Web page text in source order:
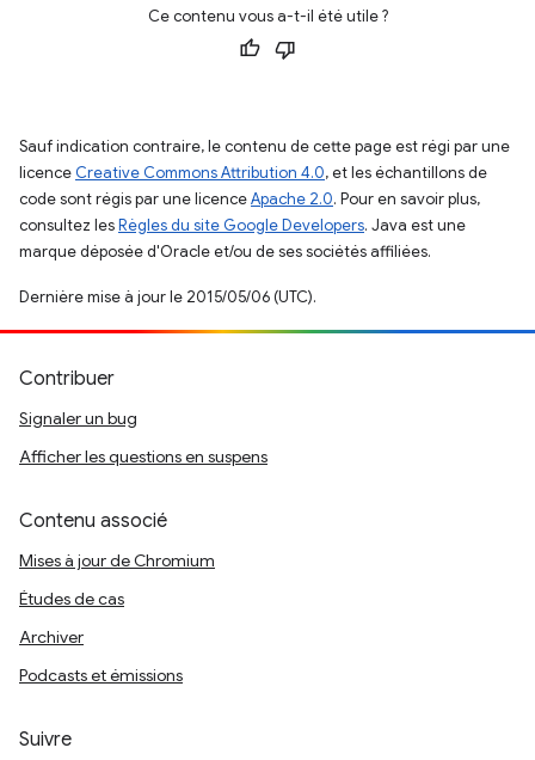
Ce contenu vous a-t-il été utile ?
Sauf indication contraire, le contenu de cette page est régi par une
licence Creative Commons Attribution 4.0, et les échantillons de
code sont régis par une licenceApache 2.0. Pour en savoir plus,
consultez lesRègles du site Google Developers. Java est une
marque déposée d'Oracle et/ou de ses sociétés affiliées.
Dernière mise à jour le 2015/05/06 (UTC).
Contribuer
Signaler un bug
Afficher les questions en suspens
Contenu associé
Mises à jour de Chromium
Études de cas
Archiver
Podcasts et émissions
Suivre